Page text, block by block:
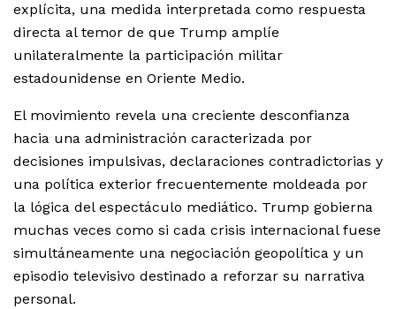
explícita, una medida interpretada como respuesta
directa al temor de que Trump amplíe
unilateralmente la participación militar
estadounidense en Oriente Medio.
El movimiento revela una creciente desconfianza
hacia una administración caracterizada por
decisiones impulsivas, declaraciones contradictorias y
una política exterior frecuentemente moldeada por
la lógica del espectáculo mediático. Trump gobierna
muchas veces como si cada crisis internacional fuese
simultáneamente una negociación geopolítica y un
episodio televisivo destinado a reforzar su narrativa
personal.